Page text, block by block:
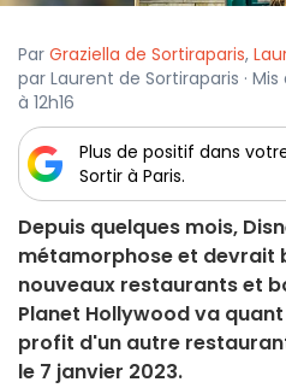
Par Graziella de Sortiraparis,
par Laurent de Sortiraparis ·
à 12h16
Plus de positif dans
Sortir à Paris.
Depuis quelques mois,
métamorphose et devrait
nouveaux restaurants et
Planet Hollywood va
profit d'un autre
le 7 janvier 2023.